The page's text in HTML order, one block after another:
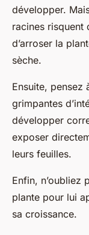
développer.
racines risquent
d’arroser la
sèche.
Ensuite, pensez
grimpantes
développer
exposer
leurs feuilles.
Enfin, n’oubliez
plante pour lui
sa croissance.